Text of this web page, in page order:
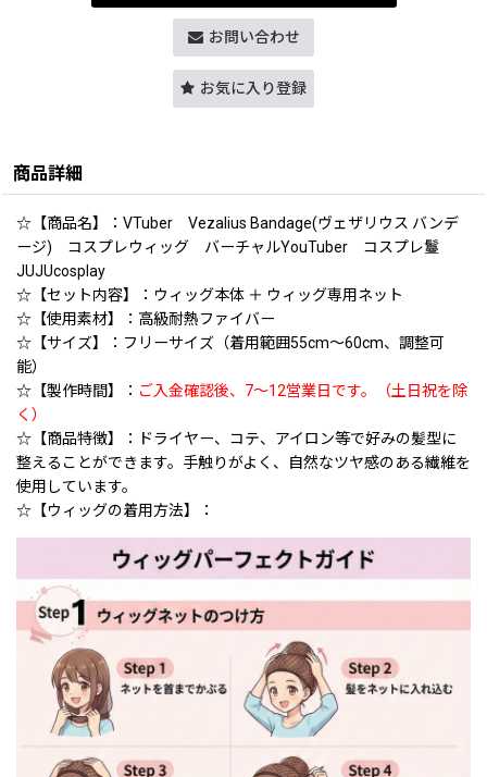
お問い合わせ
お気に入り登録
商品詳細
☆【商品名】：VTuber Vezalius Bandage(ヴェザリウス バンデ
ージ) コスプレウィッグ バーチャルYouTuber コスプレ鬘
JUJUcosplay
☆【セット内容】：ウィッグ本体 ＋ ウィッグ専用ネット
☆【使用素材】：高級耐熱ファイバー
☆【サイズ】：フリーサイズ（着用範囲55cm〜60cm、調整可
能）
☆【製作時間】： ご入金確認後、7〜12営業日です。（土日祝を除
く）
☆【商品特徴】：ドライヤー、コテ、アイロン等で好みの髪型に
整えることができます。手触りがよく、自然なツヤ感のある繊維を
使用しています。
☆【ウィッグの着用方法】：